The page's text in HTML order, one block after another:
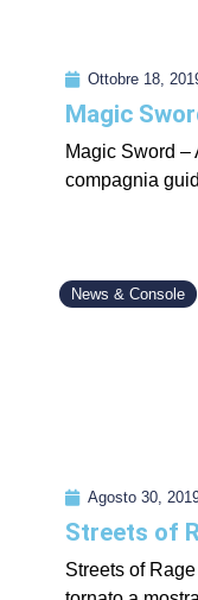
Ottobre 18,
Magic
Magic Sword –
compagnia
News & Console
Agosto 30,
Streets of
Streets of